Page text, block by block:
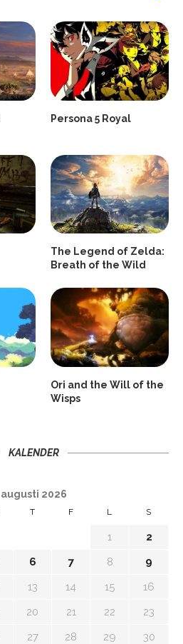
Persona 5 Royal
The Legend of Zelda:
Breath of the Wild
Ori and the Will of the
Wisps
KALENDER
augusti 2026
T F L S
1
2
6 7 8
9
13 14 15
16
20 21 22
23
27 28 29
30